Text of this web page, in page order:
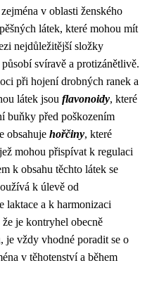
v oblasti ženského
látek, které mohou mít
nejdůležitější složky
působí svíravě a protizánětlivě.
při hojení drobných ranek a
látek jsou flavonoidy, které
buňky před poškozením
obsahuje hořčiny, které
mohou přispívat k regulaci
k obsahu těchto látek se
k úlevě od
laktace a k harmonizaci
je kontryhel obecně
je vždy vhodné poradit se o
v těhotenství a během